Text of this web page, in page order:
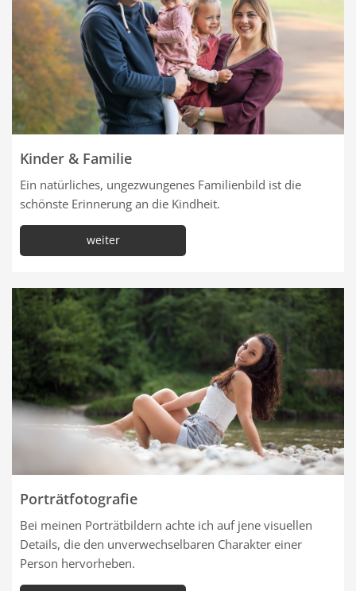
Kinder & Familie
Ein natürliches, ungezwungenes Familienbild ist die
schönste Erinnerung an die Kindheit.
weiter
Porträtfotografie
Bei meinen Porträtbildern achte ich auf jene visuellen
Details, die den unverwechselbaren Charakter einer
Person hervorheben.